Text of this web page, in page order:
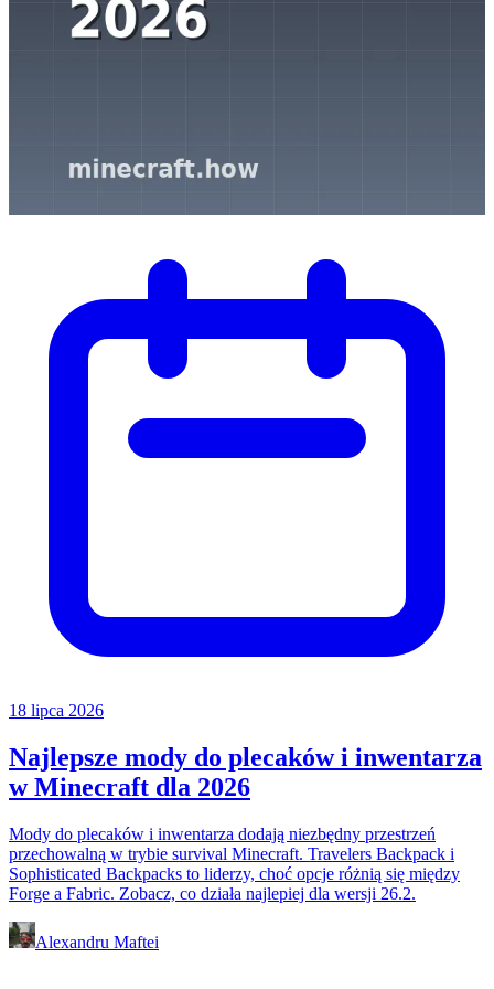
18 lipca 2026
Najlepsze mody do plecaków i inwentarza
w Minecraft dla 2026
Mody do plecaków i inwentarza dodają niezbędny przestrzeń
przechowalną w trybie survival Minecraft. Travelers Backpack i
Sophisticated Backpacks to liderzy, choć opcje różnią się między
Forge a Fabric. Zobacz, co działa najlepiej dla wersji 26.2.
Alexandru Maftei